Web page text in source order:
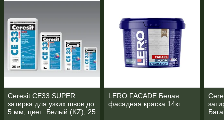
Ceresit CE33 SUPER
затирка для узких швов до
5 мм, цвет: Белый (KZ), 25
LERO FACADE Белая
фасадная краска 14кг